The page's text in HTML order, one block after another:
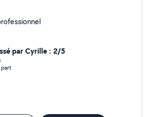
par Cyrille : 2/5
part